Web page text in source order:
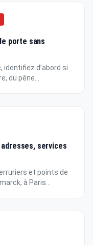
porte sans
identifiez d’abord si
du pêne...
services
et points de
à Paris...